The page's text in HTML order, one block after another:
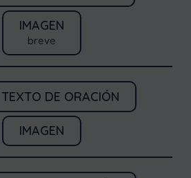
IMAGEN
breve
TEXTO DE ORACIÓN
IMAGEN